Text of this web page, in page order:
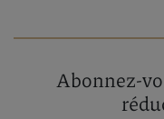
Abonnez-